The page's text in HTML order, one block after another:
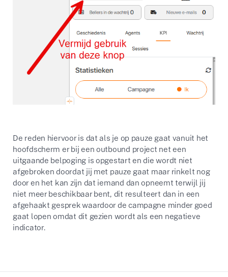
De reden hiervoor is dat als je op pauze gaat vanuit het
hoofdscherm er bij een outbound project net een
uitgaande belpoging is opgestart en die wordt niet
afgebroken doordat jij met pauze gaat maar rinkelt nog
door en het kan zijn dat iemand dan opneemt terwijl jij
niet meer beschikbaar bent, dit resulteert dan in een
afgehaakt gesprek waardoor de campagne minder goed
gaat lopen omdat dit gezien wordt als een negatieve
indicator.